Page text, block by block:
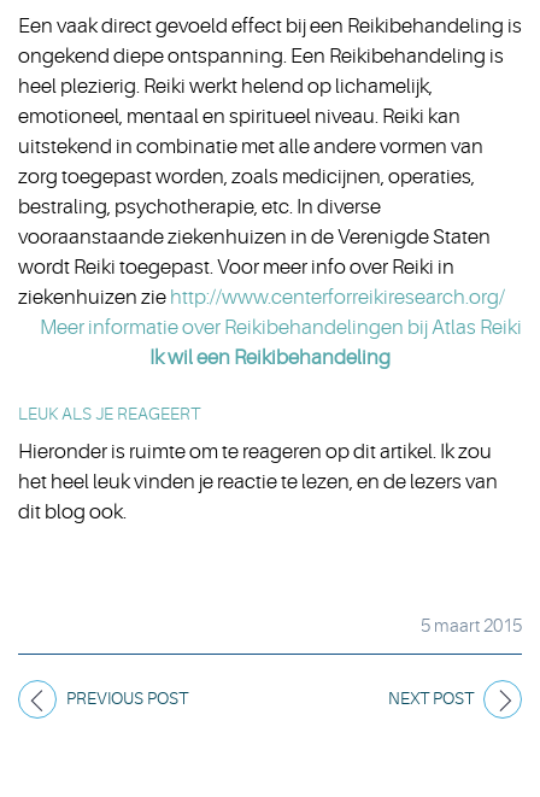
Een vaak direct gevoeld effect bij een Reikibehandeling is
ongekend diepe ontspanning. Een Reikibehandeling is
heel plezierig. Reiki werkt helend op lichamelijk,
emotioneel, mentaal en spiritueel niveau. Reiki kan
uitstekend in combinatie met alle andere vormen van
zorg toegepast worden, zoals medicijnen, operaties,
bestraling, psychotherapie, etc. In diverse
vooraanstaande ziekenhuizen in de Verenigde Staten
wordt Reiki toegepast. Voor meer info over Reiki in
ziekenhuizen zie http://www.centerforreikiresearch.org/
Meer informatie over Reikibehandelingen bij Atlas Reiki
Ik wil een Reikibehandeling
LEUK ALS JE REAGEERT
Hieronder is ruimte om te reageren op dit artikel. Ik zou
het heel leuk vinden je reactie te lezen, en de lezers van
dit blog ook.
5 maart 2015
PREVIOUS POST NEXT POST